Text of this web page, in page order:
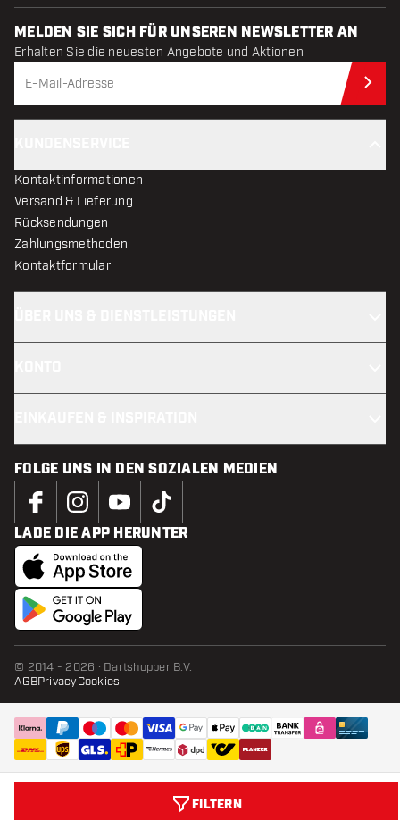
FILTERN
MELDEN SIE SICH FÜR UNSEREN NEWSLETTER AN
Erhalten Sie die neuesten Angebote und Aktionen
Kontaktinformationen
Versand & Lieferung
Rücksendungen
Zahlungsmethoden
Kontaktformular
FOLGE UNS IN DEN SOZIALEN MEDIEN
LADE DIE APP HERUNTER
© 2014 - 2026 · Dartshopper B.V.
AGBPrivacyCookies